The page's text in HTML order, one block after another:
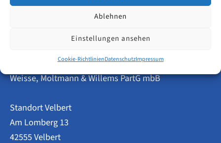
Ablehnen
Einstellungen ansehen
Cookie-RichtlinienDatenschutzImpressum
Patentanwälte
Weisse, Moltmann & Willems PartG mbB
Standort Velbert
Am Lomberg 13
42555 Velbert